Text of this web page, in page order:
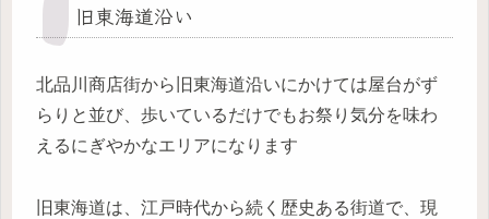
旧東海道沿い
北品川商店街から旧東海道沿いにかけては屋台がず
らりと並び、歩いているだけでもお祭り気分を味わ
えるにぎやかなエリアになります
旧東海道は、江戸時代から続く歴史ある街道で、現